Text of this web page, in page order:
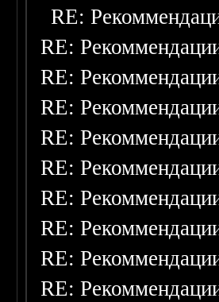
RE:
RE:
RE:
RE:
RE:
RE:
RE:
RE:
RE:
RE: